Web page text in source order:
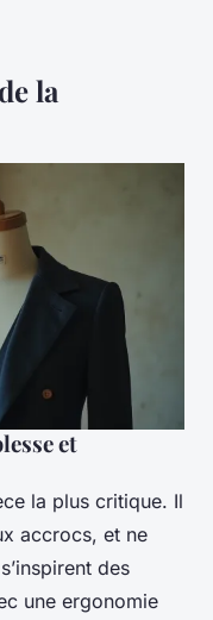
la
et
la plus critique. Il
accrocs, et ne
des
une ergonomie